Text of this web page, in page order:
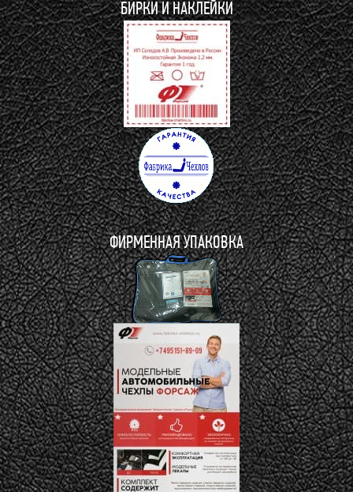
БИРКИ И НАКЛЕЙКИ
ФИРМЕННАЯ УПАКОВКА